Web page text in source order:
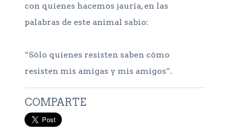
con quienes hacemos jauría, en las
palabras de este animal sabio:
“Sólo quienes resisten saben cómo
resisten mis amigas y mis amigos”.
COMPARTE